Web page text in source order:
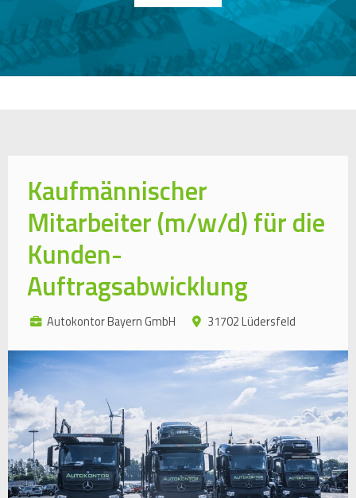
Kaufmännischer
Mitarbeiter (m/w/d) für die
Kunden-
Auftragsabwicklung
Autokontor Bayern GmbH 31702 Lüdersfeld